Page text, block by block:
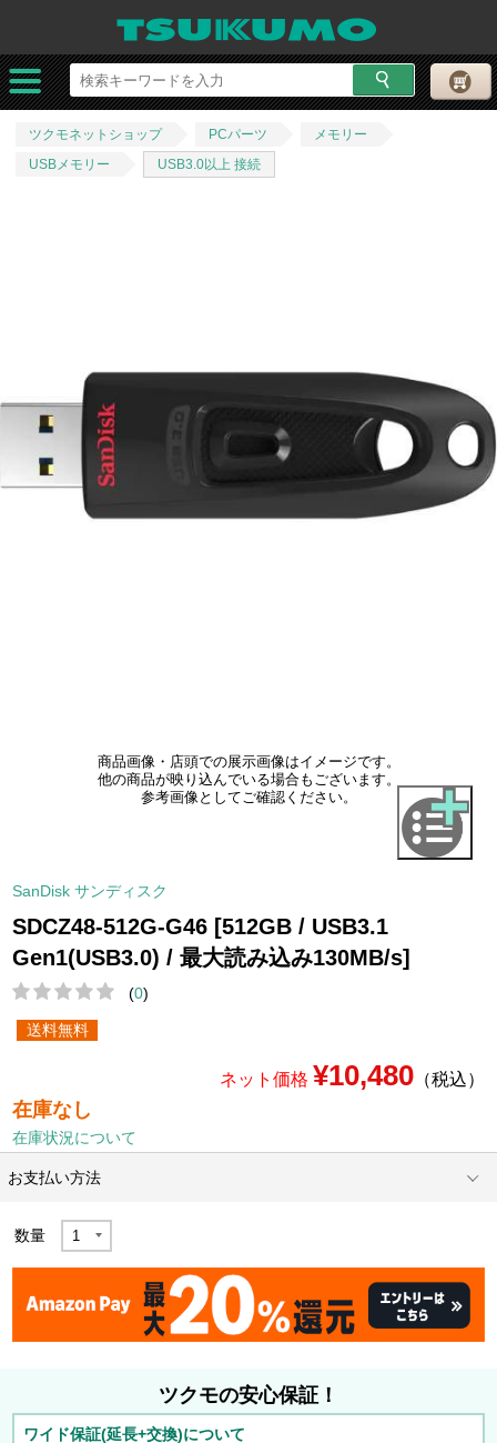
ツクモネットショップ PCパーツ
メモリー
USBメモリー
USB3.0以上 接続
商品画像・店頭での展示画像はイメージです。
他の商品が映り込んでいる場合もございます。
参考画像としてご確認ください。
SanDisk サンディスク
SDCZ48-512G-G46 [512GB / USB3.1
Gen1(USB3.0) / 最大読み込み130MB/s]
(0)
送料無料
ネット価格 ¥10,480（税込）
在庫なし
在庫状況について
お支払い方法
数量
ツクモの安心保証！
ワイド保証(延長+交換)について